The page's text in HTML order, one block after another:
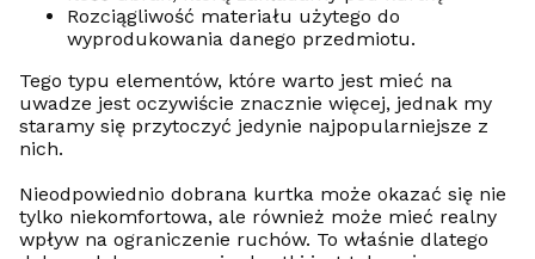
Rozciągliwość materiału użytego do
wyprodukowania danego przedmiotu.
Tego typu elementów, które warto jest mieć na
uwadze jest oczywiście znacznie więcej, jednak my
staramy się przytoczyć jedynie najpopularniejsze z
nich.
Nieodpowiednio dobrana kurtka może okazać się nie
tylko niekomfortowa, ale również może mieć realny
wpływ na ograniczenie ruchów. To właśnie dlatego